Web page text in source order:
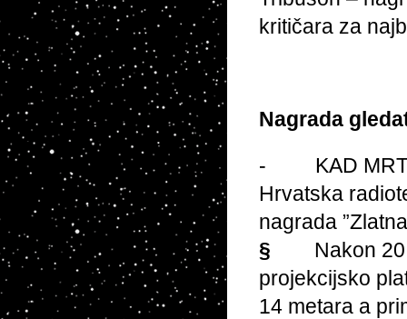
kritičara za
Nagrada
- KAD MRTVI
Hrvatska
nagrada
§ Nakon
projekcijsko
14 metara a